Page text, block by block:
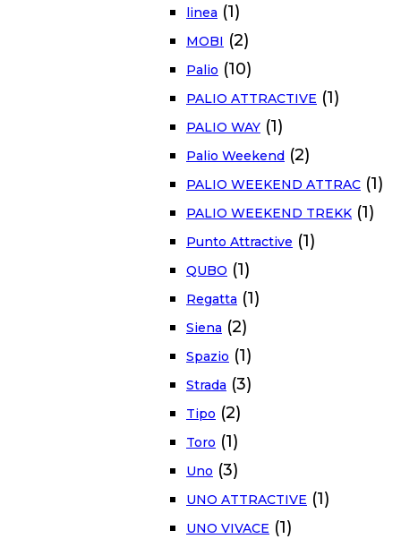
linea (1)
MOBI (2)
Palio (10)
PALIO ATTRACTIVE (1)
PALIO WAY (1)
Palio Weekend (2)
PALIO WEEKEND ATTRAC (1)
PALIO WEEKEND TREKK (1)
Punto Attractive (1)
QUBO (1)
Regatta (1)
Siena (2)
Spazio (1)
Strada (3)
Tipo (2)
Toro (1)
Uno (3)
UNO ATTRACTIVE (1)
UNO VIVACE (1)